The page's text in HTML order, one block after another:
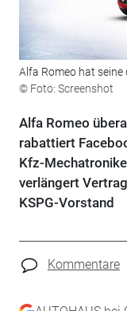
Alfa Romeo hat
© Foto: Screenshot
Alfa Romeo
rabattiert
Kfz-
verlängert
KSPG-Vorstand
Kommentare